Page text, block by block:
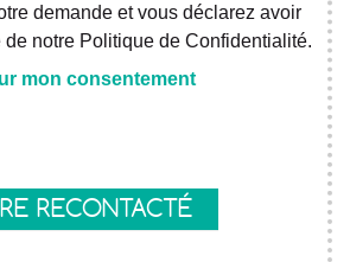
demande et vous déclarez avoir
notre Politique de Confidentialité.
mon consentement
RECONTACTÉ